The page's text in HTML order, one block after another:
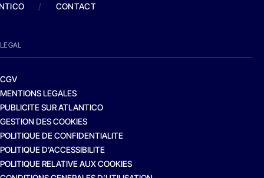
/ CONTACT
LEGAL
CGV
MENTIONS LEGALES
PUBLICITE SUR ATLANTICO
GESTION DES COOKIES
POLITIQUE DE CONFIDENTIALITE
POLITIQUE D’ACCESSIBILITE
POLITIQUE RELATIVE AUX COOKIES